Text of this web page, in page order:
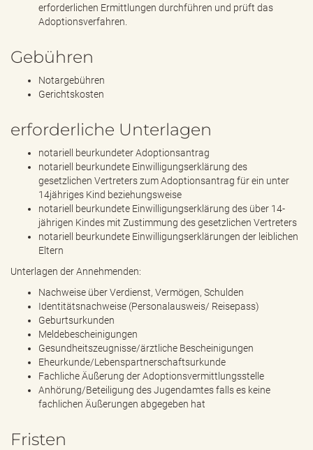
erforderlichen Ermittlungen durchführen und prüft das
Adoptionsverfahren.
Gebühren
Notargebühren
Gerichtskosten
erforderliche Unterlagen
notariell beurkundeter Adoptionsantrag
notariell beurkundete Einwilligungserklärung des
gesetzlichen Vertreters zum Adoptionsantrag für ein unter
14jähriges Kind beziehungsweise
notariell beurkundete Einwilligungserklärung des über 14-
jährigen Kindes mit Zustimmung des gesetzlichen Vertreters
notariell beurkundete Einwilligungserklärungen der leiblichen
Eltern
Unterlagen der Annehmenden:
Nachweise über Verdienst, Vermögen, Schulden
Identitätsnachweise (Personalausweis/ Reisepass)
Geburtsurkunden
Meldebescheinigungen
Gesundheitszeugnisse/ärztliche Bescheinigungen
Eheurkunde/Lebenspartnerschaftsurkunde
Fachliche Äußerung der Adoptionsvermittlungsstelle
Anhörung/Beteiligung des Jugendamtes falls es keine
fachlichen Äußerungen abgegeben hat
Fristen